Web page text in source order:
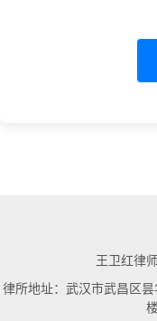
王卫红律
律所地址：武汉市武昌区